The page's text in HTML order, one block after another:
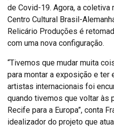
de Covid-19. Agora, a
Centro Cultural Brasil-
Relicário Produções é
com uma nova configuração.
“Tivemos que mudar muita
para montar a exposição e ter
artistas internacionais foi
quando tivemos que voltar às
Recife para a Europa”, conta
idealizador do projeto que